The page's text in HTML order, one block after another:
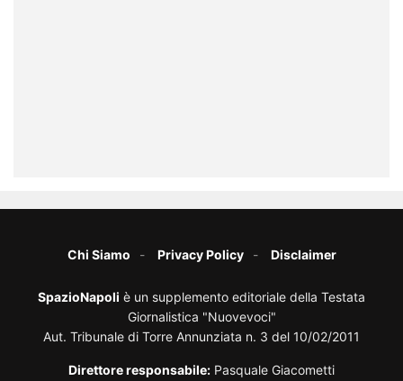
Chi Siamo Privacy Policy Disclaimer
SpazioNapoli è un supplemento editoriale della Testata
Giornalistica "Nuovevoci"
Aut. Tribunale di Torre Annunziata n. 3 del 10/02/2011
Direttore responsabile: Pasquale Giacometti